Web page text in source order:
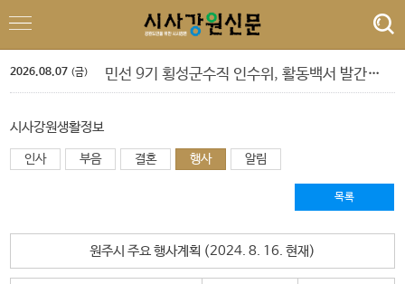
2026.08.07 (금)
'제6회 춘천퀴어문화축제 개최 알림 및 하천점용허가 촉구 기자회견'
도교육청 9. 1.자 정기인사 단행
민선 9기 횡성군수직 인수위, 활동백서 발간…‘관광 500만 시대’ 청사진 담아
폭염 속 야외 주차 차량 내부 온도 85.5℃까지 치솟아
박길선 강원특별자치도의회 의장 특별 인터뷰
도교육청 9. 1.자 정기인사 단행
시사강원생활정보
인사 부음 결혼 행사 알림
목록
원주시 주요 행사계획 (2024. 8. 16. 현재)